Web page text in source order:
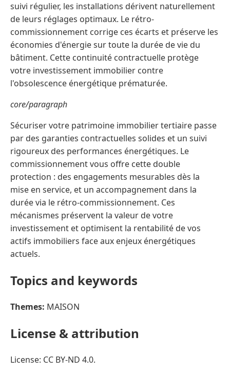
suivi régulier, les installations dérivent naturellement
de leurs réglages optimaux. Le rétro-
commissionnement corrige ces écarts et préserve les
économies d'énergie sur toute la durée de vie du
bâtiment. Cette continuité contractuelle protège
votre investissement immobilier contre
l'obsolescence énergétique prématurée.
core/paragraph
Sécuriser votre patrimoine immobilier tertiaire passe
par des garanties contractuelles solides et un suivi
rigoureux des performances énergétiques. Le
commissionnement vous offre cette double
protection : des engagements mesurables dès la
mise en service, et un accompagnement dans la
durée via le rétro-commissionnement. Ces
mécanismes préservent la valeur de votre
investissement et optimisent la rentabilité de vos
actifs immobiliers face aux enjeux énergétiques
actuels.
Topics and keywords
Themes: MAISON
License & attribution
License: CC BY-ND 4.0.